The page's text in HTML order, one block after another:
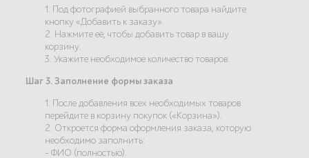
1. Под фотографией выбранного товара найдите
кнопку «Добавить к заказу».
2. Нажмите её, чтобы добавить товар в вашу
корзину.
3. Укажите необходимое количество товаров.
Шаг 3. Заполнение формы заказа
1. После добавления всех необходимых товаров
перейдите в корзину покупок («Корзина»).
2. Откроется форма оформления заказа, которую
необходимо заполнить:
- ФИО (полностью).